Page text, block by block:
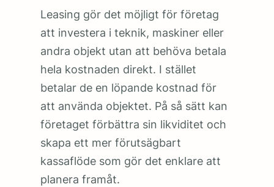
Leasing gör det möjligt för företag
att investera i teknik, maskiner eller
andra objekt utan att behöva betala
hela kostnaden direkt. I stället
betalar de en löpande kostnad för
att använda objektet. På så sätt kan
företaget förbättra sin likviditet och
skapa ett mer förutsägbart
kassaflöde som gör det enklare att
planera framåt.